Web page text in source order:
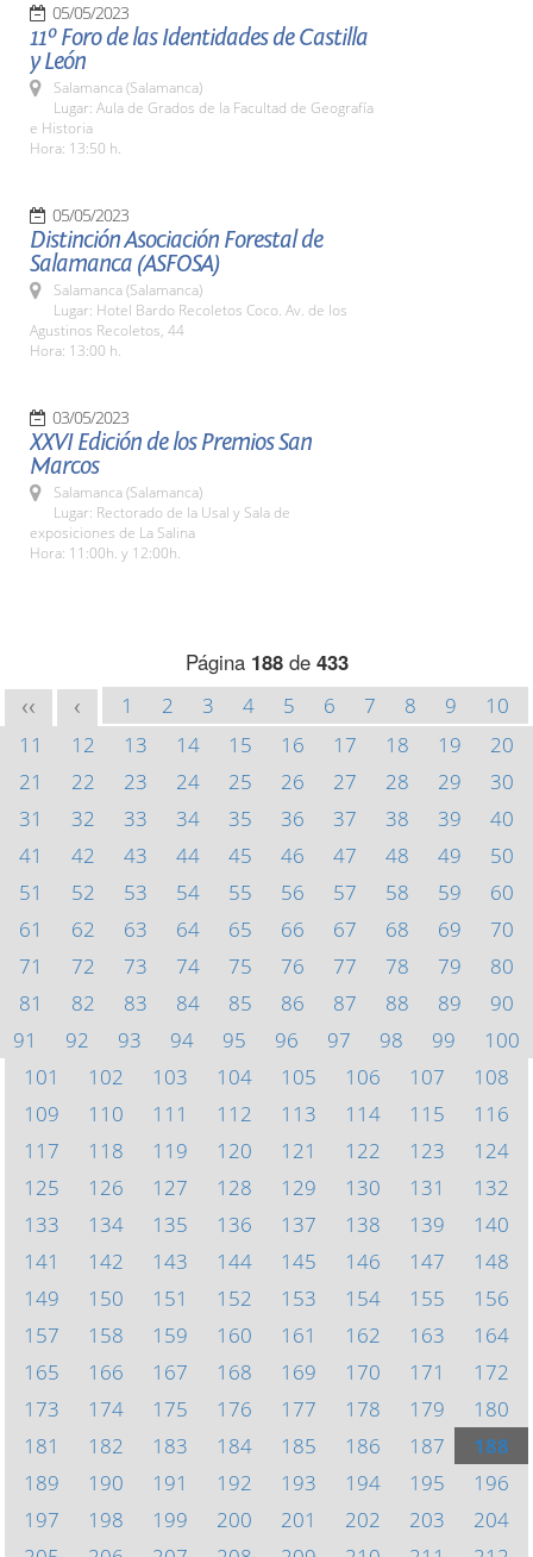
05/05/2023
11º Foro de las Identidades de Castilla
y León
Salamanca (Salamanca)
Lugar: Aula de Grados de la Facultad de Geografía
e Historia
Hora: 13:50 h.
05/05/2023
Distinción Asociación Forestal de
Salamanca (ASFOSA)
Salamanca (Salamanca)
Lugar: Hotel Bardo Recoletos Coco. Av. de los
Agustinos Recoletos, 44
Hora: 13:00 h.
03/05/2023
XXVI Edición de los Premios San
Marcos
Salamanca (Salamanca)
Lugar: Rectorado de la Usal y Sala de
exposiciones de La Salina
Hora: 11:00h. y 12:00h.
Página 188de 433
<< < 1 2 3 4 5 6 7 8 9
10
11
12 13 14 15 16 17 18 19
20
21
22 23 24 25 26 27 28 29
30
31
32 33 34 35 36 37 38 39
40
41
42 43 44 45 46 47 48 49
50
51
52 53 54 55 56 57 58 59
60
61
62 63 64 65 66 67 68 69
70
71
72 73 74 75 76 77 78 79
80
81
82 83 84 85 86 87 88 89
90
91
92 93 94 95 96 97 98 99
100
101
102 103 104 105 106 107
108
109
110 111 112 113 114 115
116
117
118 119 120 121 122 123
124
125
126 127 128 129 130 131
132
133
134 135 136 137 138 139
140
141
142 143 144 145 146 147
148
149
150 151 152 153 154 155
156
157
158 159 160 161 162 163
164
165
166 167 168 169 170 171
172
173
174 175 176 177 178 179
180
181
182 183 184 185 186 187
188
189
190 191 192 193 194 195
196
197
198 199 200 201 202 203
204